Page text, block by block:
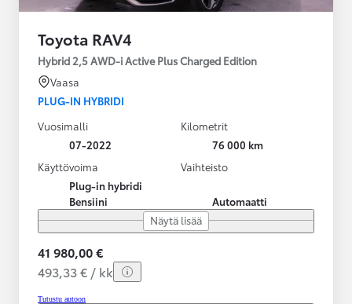
Toyota RAV4
Hybrid 2,5 AWD-i Active Plus Charged Edition
Vaasa
PLUG-IN HYBRIDI
Vuosimalli
07-2022
Kilometrit
76 000 km
Käyttövoima
Plug-in hybridi
Bensiini
Vaihteisto
Automaatti
Näytä lisää
41 980,00 €
493,33 € / kk
Tutustu autoon